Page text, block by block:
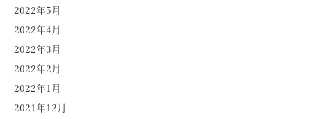
2022年5月
2022年4月
2022年3月
2022年2月
2022年1月
2021年12月